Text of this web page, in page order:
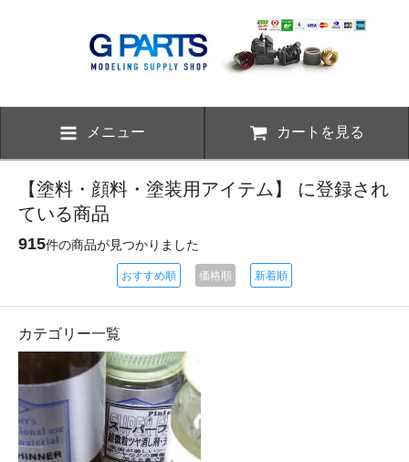
メニュー カートを見る
【塗料・顔料・塗装用アイテム】 に登録され
ている商品
915件の商品が見つかりました
おすすめ順 価格順 新着順
カテゴリー一覧